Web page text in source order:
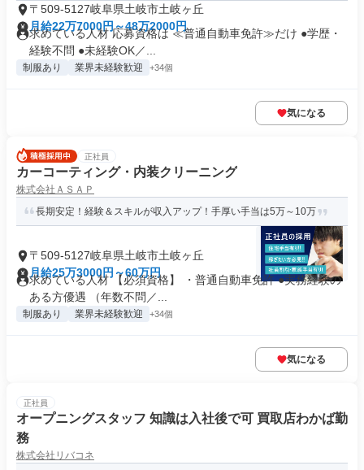
〒509-5127岐阜県土岐市土岐ヶ丘
月給22万7000円～48万2000円
求めている人材 応募資格は ≪普通自動車免許≫だけ ●学歴・
経験不問 ●未経験OK／...
制服あり 業界未経験歓迎 +34個
気になる
正社員
カーコーティング・内装クリーニング
株式会社ＡＳＡＰ
長期安定！経験＆スキルが収入アップ！手厚い手当は5万～10万
〒509-5127岐阜県土岐市土岐ヶ丘
月給25万3000円～60万円
求めている人材 【必須資格】 ・普通自動車免許 ●実務経験の
ある方優遇 （年数不問／...
制服あり 業界未経験歓迎 +34個
気になる
正社員
オープニングスタッフ 知識は入社後で可 買取店わかば勤
務
株式会社リバコネ